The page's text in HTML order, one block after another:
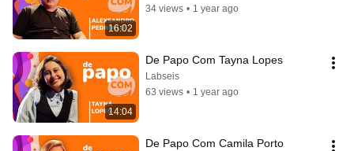
16:02
34 views • 1 year ago
14:04
De Papo Com Tayna Lopes
Labseis
63 views • 1 year ago
De Papo Com Camila Porto